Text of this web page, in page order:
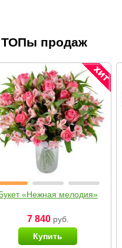
продаж
«Нежная мелодия»
7 840руб.
Купить